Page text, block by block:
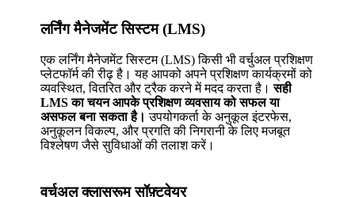
लर्निंग मैनेजमेंट सिस्टम (LMS)
एक लर्निंग मैनेजमेंट सिस्टम (LMS) किसी भी वर्चुअल प्रशिक्षण
प्लेटफॉर्म की रीढ़ है। यह आपको अपने प्रशिक्षण कार्यक्रमों को
व्यवस्थित, वितरित और ट्रैक करने में मदद करता है।सही
LMS का चयन आपके प्रशिक्षण व्यवसाय को सफल या
असफल बना सकता है। उपयोगकर्ता के अनुकूल इंटरफेस,
अनुकूलन विकल्प, और प्रगति की निगरानी के लिए मजबूत
विश्लेषण जैसे सुविधाओं की तलाश करें।
वर्चुअल क्लासरूम सॉफ़्टवेयर